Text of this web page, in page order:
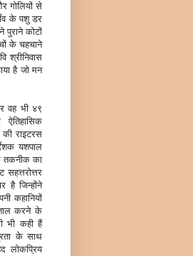
गोलियों से
के पशु डर
पुराने कोटों
के चहचाने
श्रीनिवास
है जो मन
वह भी ४९
ऐतिहासिक
राइटरस
यशपाल
का
जिन्होंने
कहानियों
करने के
भी कही हैं
के साथ
लोकप्रिय